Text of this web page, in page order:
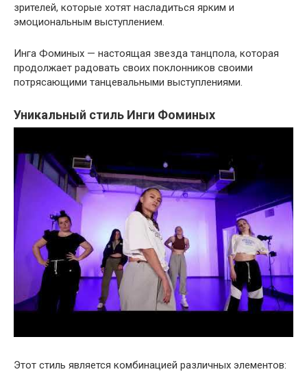
зрителей, которые хотят насладиться ярким и
эмоциональным выступлением.
Инга Фоминых — настоящая звезда танцпола, которая
продолжает радовать своих поклонников своими
потрясающими танцевальными выступлениями.
Уникальный стиль Инги Фоминых
Этот стиль является комбинацией различных элементов: